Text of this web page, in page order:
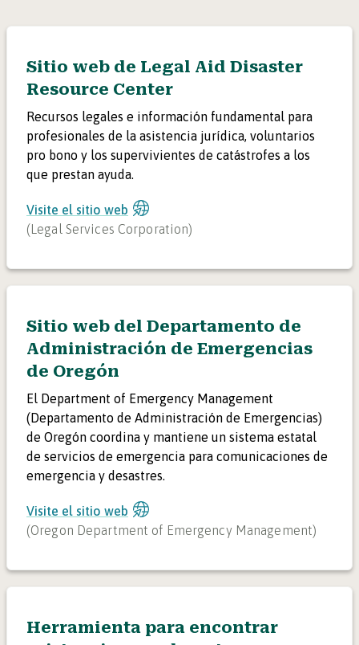
Sitio web de Legal Aid Disaster
Resource Center
Recursos legales e información fundamental para
profesionales de la asistencia jurídica, voluntarios
pro bono y los supervivientes de catástrofes a los
que prestan ayuda.
Visite el sitio web
(Legal Services Corporation)
Sitio web del Departamento de
Administración de Emergencias
de Oregón
El Department of Emergency Management
(Departamento de Administración de Emergencias)
de Oregón coordina y mantiene un sistema estatal
de servicios de emergencia para comunicaciones de
emergencia y desastres.
Visite el sitio web
(Oregon Department of Emergency Management)
Herramienta para encontrar